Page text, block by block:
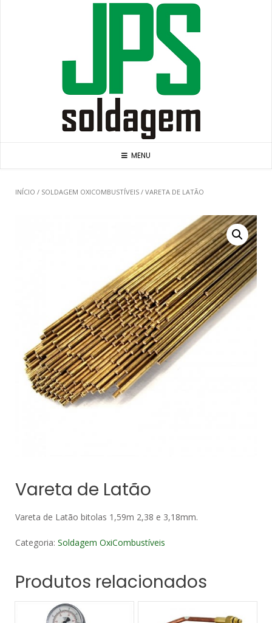
MENU
INÍCIO / SOLDAGEM OXICOMBUSTÍVEIS / VARETA DE LATÃO
Vareta de Latão
Vareta de Latão bitolas 1,59m 2,38 e 3,18mm.
Categoria: Soldagem OxiCombustíveis
Produtos relacionados